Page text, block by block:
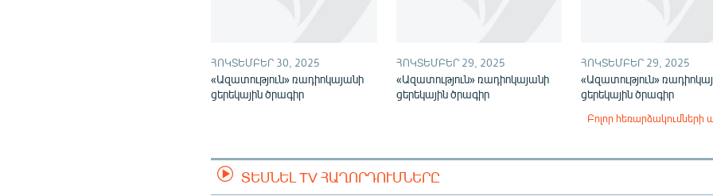
ՀՈԿՏԵՄԲԵՐ 30, 2025
«Ազատություն» ռադիոկայանի
ցերեկային ծրագիր
ՀՈԿՏԵՄԲԵՐ 29, 2025
«Ազատություն» ռադիոկայանի
ցերեկային ծրագիր
ՀՈԿՏԵՄԲԵՐ 29, 2025
«Ազատություն»
ցերեկային ծրագիր
Բոլոր հեռարձակումների
ՏԵՍՆԵԼ TV ՀԱՂՈՐԴՈՒՄՆԵՐԸ